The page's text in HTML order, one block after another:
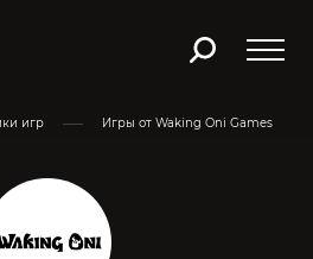
игр Игры от Waking Oni Games